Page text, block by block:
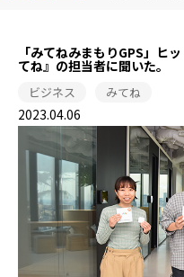
「みてねみまもりGPS」ヒ
てね』の担当者に聞いた。
ビジネス みてね
2023.04.06